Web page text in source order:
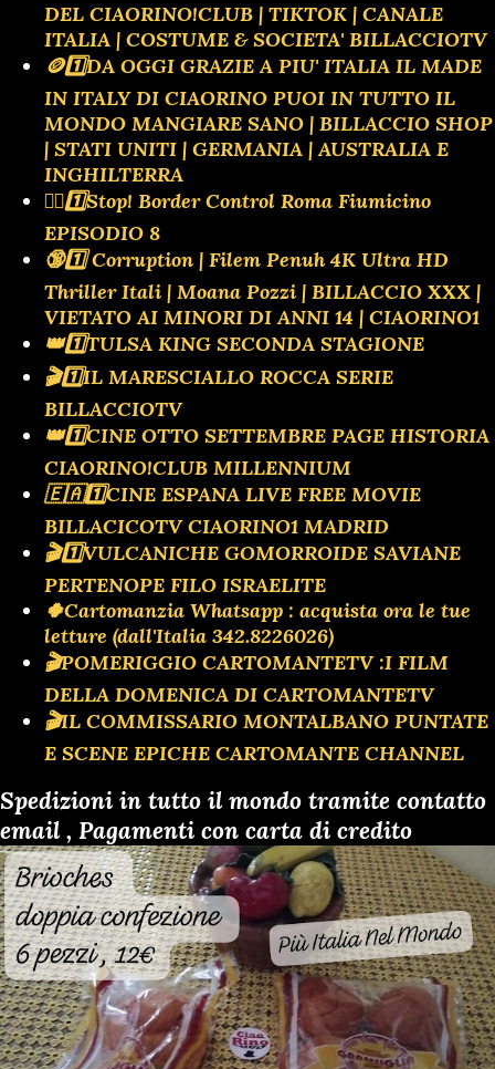
DEL CIAORINO!CLUB | TIKTOK | CANALE
ITALIA | COSTUME & SOCIETA' BILLACCIOTV
🪙1️⃣DA OGGI GRAZIE A PIU' ITALIA IL MADE
IN ITALY DI CIAORINO PUOI IN TUTTO IL
MONDO MANGIARE SANO | BILLACCIO SHOP
| STATI UNITI | GERMANIA | AUSTRALIA E
INGHILTERRA
👮‍♂️1️⃣Stop! Border Control Roma Fiumicino
EPISODIO 8
🔞1️⃣ Corruption | Filem Penuh 4K Ultra HD
Thriller Itali | Moana Pozzi | BILLACCIO XXX |
VIETATO AI MINORI DI ANNI 14 | CIAORINO1
👑1️⃣TULSA KING SECONDA STAGIONE
🎬1️⃣IL MARESCIALLO ROCCA SERIE
BILLACCIOTV
👑1️⃣CINE OTTO SETTEMBRE PAGE HISTORIA
CIAORINO!CLUB MILLENNIUM
🇪🇦1️⃣CINE ESPANA LIVE FREE MOVIE
BILLACICOTV CIAORINO1 MADRID
🎬1️⃣VULCANICHE GOMORROIDE SAVIANE
PERTENOPE FILO ISRAELITE
🍀Cartomanzia Whatsapp : acquista ora le tue
letture (dall'Italia 342.8226026)
🎬POMERIGGIO CARTOMANTETV :I FILM
DELLA DOMENICA DI CARTOMANTETV
🎬IL COMMISSARIO MONTALBANO PUNTATE
E SCENE EPICHE CARTOMANTE CHANNEL
Spedizioni in tutto il mondo tramite contatto
email , Pagamenti con carta di credito